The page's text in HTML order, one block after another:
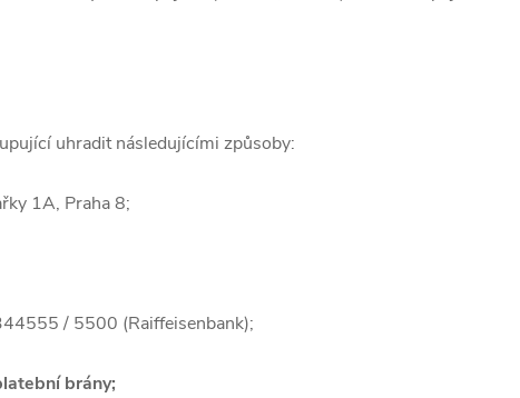
uhradit následujícími způsoby:
1A, Praha 8;
/ 5500 (Raiffeisenbank);
brány;